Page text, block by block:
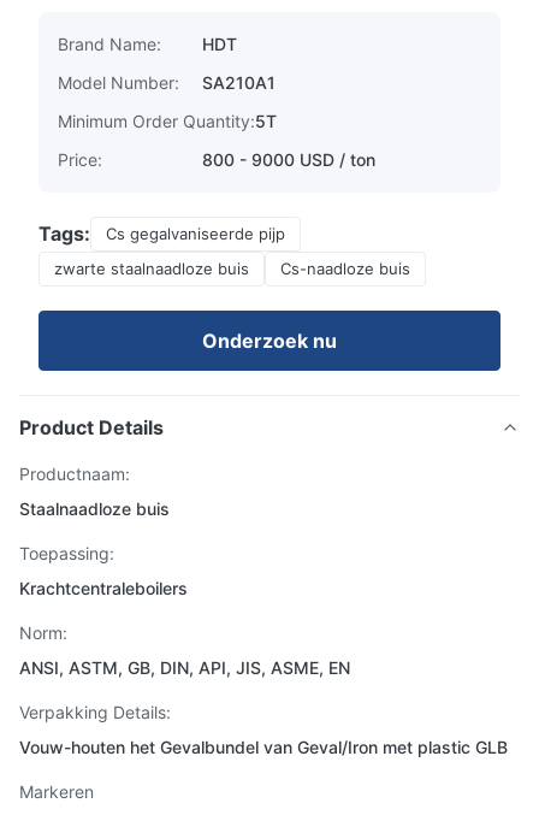
Brand Name:
HDT
Model Number:
SA210A1
Minimum Order Quantity:5T
Price:
800 - 9000 USD / ton
Tags:
Cs gegalvaniseerde pijp
zwarte staalnaadloze buis
Cs-naadloze buis
Onderzoek nu
Product Details
Productnaam:
Staalnaadloze buis
Toepassing:
Krachtcentraleboilers
Norm:
ANSI, ASTM, GB, DIN, API, JIS, ASME, EN
Verpakking Details:
Vouw-houten het Gevalbundel van Geval/Iron met plastic GLB
Markeren